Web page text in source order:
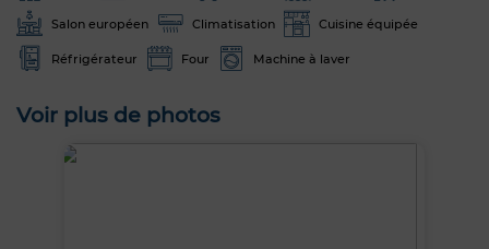
Salon européen Climatisation Cuisine équipée
Réfrigérateur Four Machine à laver
Voir plus de photos